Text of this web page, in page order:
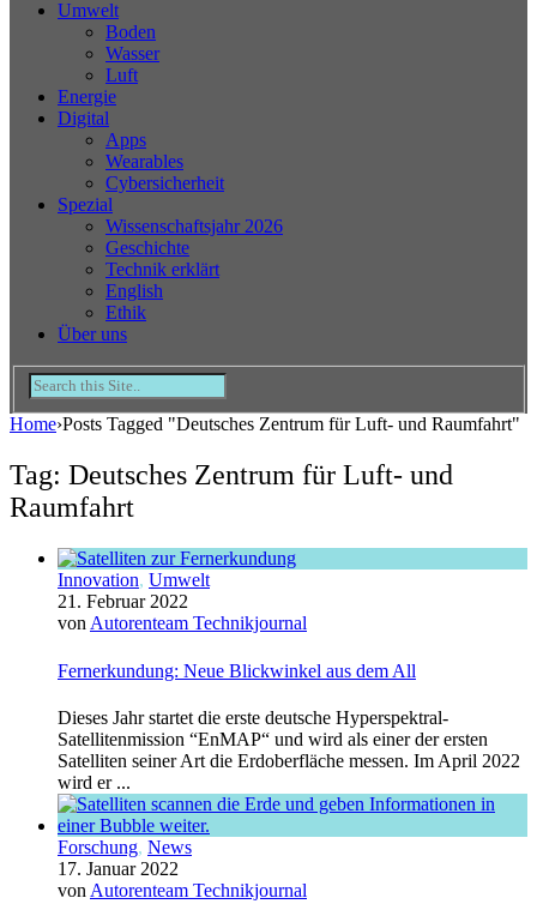
Umwelt
Boden
Wasser
Luft
Energie
Digital
Apps
Wearables
Cybersicherheit
Spezial
Wissenschaftsjahr 2026
Geschichte
Technik erklärt
English
Ethik
Über uns
Home›Posts Tagged "Deutsches Zentrum für Luft- und Raumfahrt"
Tag: Deutsches Zentrum für Luft- und
Raumfahrt
Innovation, Umwelt
21. Februar 2022
von Autorenteam Technikjournal
Fernerkundung: Neue Blickwinkel aus dem All
Dieses Jahr startet die erste deutsche Hyperspektral-
Satellitenmission “EnMAP“ und wird als einer der ersten
Satelliten seiner Art die Erdoberfläche messen. Im April 2022
wird er ...
Forschung, News
17. Januar 2022
von Autorenteam Technikjournal